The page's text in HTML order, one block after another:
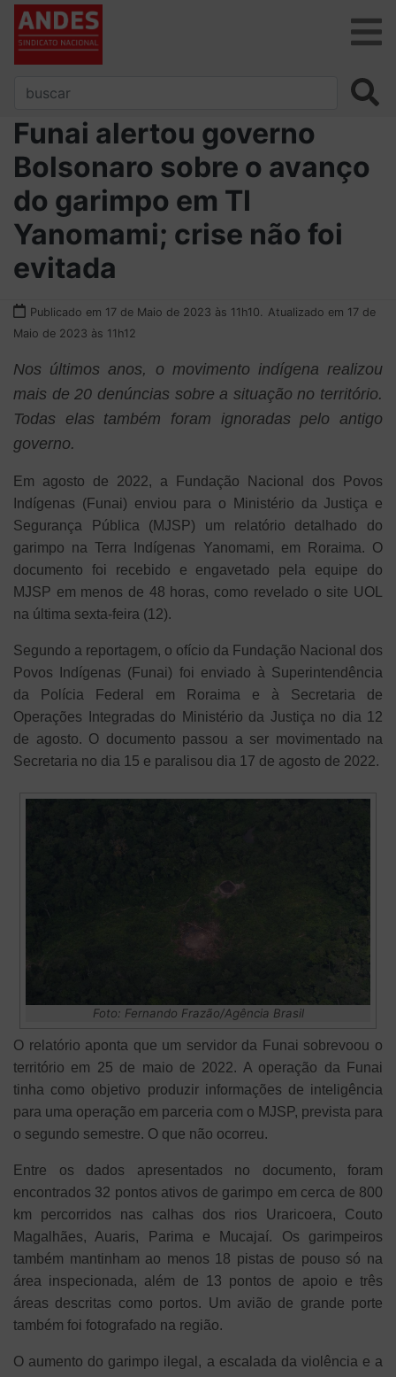
Funai alertou governo
Bolsonaro sobre o avanço
do garimpo em TI
Yanomami; crise não foi
evitada
Publicado em 17 de Maio de 2023 às 11h10.
Atualizado em 17 de
Maio de 2023 às 11h12
Nos últimos anos, o movimento indígena realizou
mais de 20 denúncias sobre a situação no território.
Todas elas também foram ignoradas pelo antigo
governo.
Em agosto de 2022, a Fundação Nacional dos Povos
Indígenas (Funai) enviou para o Ministério da Justiça e
Segurança Pública (MJSP) um relatório detalhado do
garimpo na Terra Indígenas Yanomami, em Roraima. O
documento foi recebido e engavetado pela equipe do
MJSP em menos de 48 horas, como revelado o site UOL
na última sexta-feira (12).
Segundo a reportagem, o ofício da Fundação Nacional dos
Povos Indígenas (Funai) foi enviado à Superintendência
da Polícia Federal em Roraima e à Secretaria de
Operações Integradas do Ministério da Justiça no dia 12
de agosto. O documento passou a ser movimentado na
Secretaria no dia 15 e paralisou dia 17 de agosto de 2022.
Foto: Fernando Frazão/Agência Brasil
O relatório aponta que um servidor da Funai sobrevoou o
território em 25 de maio de 2022. A operação da Funai
tinha como objetivo produzir informações de inteligência
para uma operação em parceria com o MJSP, prevista para
o segundo semestre. O que não ocorreu.
Entre os dados apresentados no documento, foram
encontrados 32 pontos ativos de garimpo em cerca de 800
km percorridos nas calhas dos rios Uraricoera, Couto
Magalhães, Auaris, Parima e Mucajaí. Os garimpeiros
também mantinham ao menos 18 pistas de pouso só na
área inspecionada, além de 13 pontos de apoio e três
áreas descritas como portos. Um avião de grande porte
também foi fotografado na região.
O aumento do garimpo ilegal, a escalada da violência e a